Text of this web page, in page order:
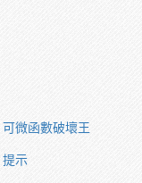
微函數破壞王
示